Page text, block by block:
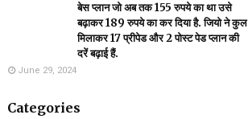
बेस प्लान जो अब तक 155 रुपये का था उसे
बढ़ाकर 189 रुपये का कर दिया है. जियो ने कुल
मिलाकर 17 प्रीपेड और 2 पोस्ट पेड प्लान की
दरें बढ़ाई हैं.
June 29, 2024
Categories